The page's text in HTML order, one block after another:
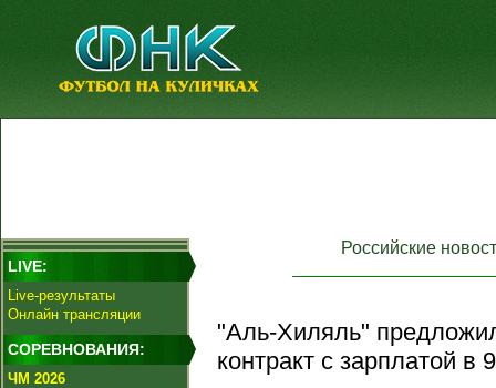
LIVE:
Live-результаты
Онлайн трансляции
СОРЕВНОВАНИЯ:
ЧМ 2026
Российские
"Аль-Хиляль"
контракт с зарплатой в